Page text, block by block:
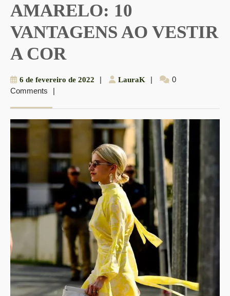
AMARELO: 10
VANTAGENS AO VESTIR
A COR
6 de fevereiro de 2022
2022
| LauraK LauraK
|
0
Comments
|